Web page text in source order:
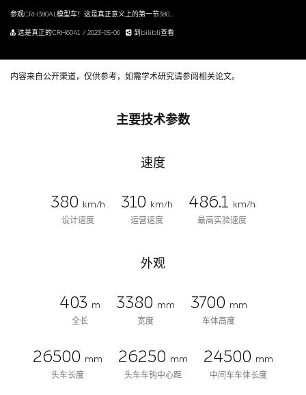
参观CRH380AL模型车！这是真正意义上的第一节380A？
到bilibli查看
这是真正的CRH6041 / 2023-05-06
内容来自公开渠道，仅供参考，如需学术研究请参阅相关论文。
主要技术参数
速度
380
km/h
设计速度
310
km/h
运营速度
486.1
km/h
最高实验速度
外观
403 m
全长
3380 mm
宽度
3700 mm
车体高度
26500 mm
头车长度
26250 mm
头车车钩中心距
24500 mm
中间车车体长度